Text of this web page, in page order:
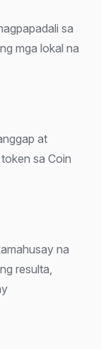
sa
mga lokal na
at
sa Coin
na
resulta,